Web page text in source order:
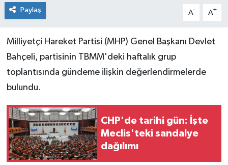
Paylaş A- A+
Milliyetçi Hareket Partisi (MHP) Genel Başkanı Devlet
Bahçeli, partisinin TBMM'deki haftalık grup
toplantısında gündeme ilişkin değerlendirmelerde
bulundu.
CHP'de tarihi gün: İşte
Meclis'teki sandalye
dağılımı